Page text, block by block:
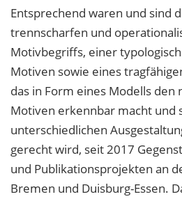
Entsprechend waren und sind
trennscharfen und
Motivbegriffs, einer
Motiven sowie eines
das in Form eines Modells den
Motiven erkennbar macht und
unterschiedlichen
gerecht wird, seit 2017
und Publikationsprojekten an
Bremen und Duisburg-Essen.